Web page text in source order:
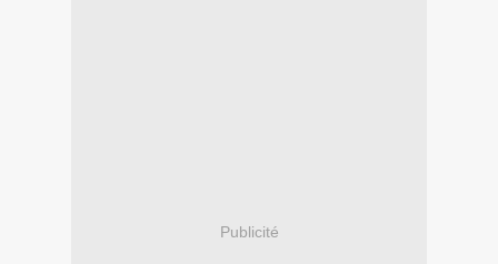
Publicité